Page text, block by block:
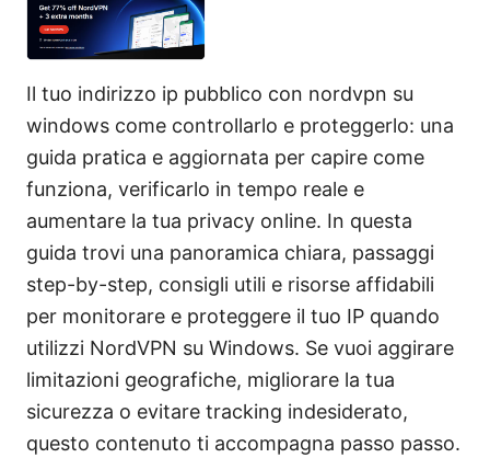
Il tuo indirizzo ip pubblico con nordvpn su
windows come controllarlo e proteggerlo: una
guida pratica e aggiornata per capire come
funziona, verificarlo in tempo reale e
aumentare la tua privacy online. In questa
guida trovi una panoramica chiara, passaggi
step-by-step, consigli utili e risorse affidabili
per monitorare e proteggere il tuo IP quando
utilizzi NordVPN su Windows. Se vuoi aggirare
limitazioni geografiche, migliorare la tua
sicurezza o evitare tracking indesiderato,
questo contenuto ti accompagna passo passo.